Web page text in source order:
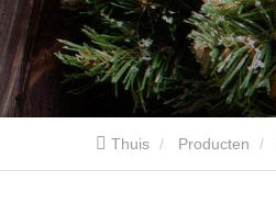
Thuis Producten